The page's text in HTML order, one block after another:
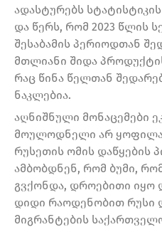
ადასტურებს
და წერს, რომ 2023 წლის
შესაბამის პერიოდთან
მთლიანი შიდა
რაც წინა წელთან
ნაკლებია.
აღნიშნული მონაცემები
მოულოდნელი არ ყოფილა.
რუსეთის ომის დაწყების
ამბობდნენ, რომ ბუმი,
გვქონდა, დროებითი იყო
დიდი რაოდენობით რუსი
მიგრანტების